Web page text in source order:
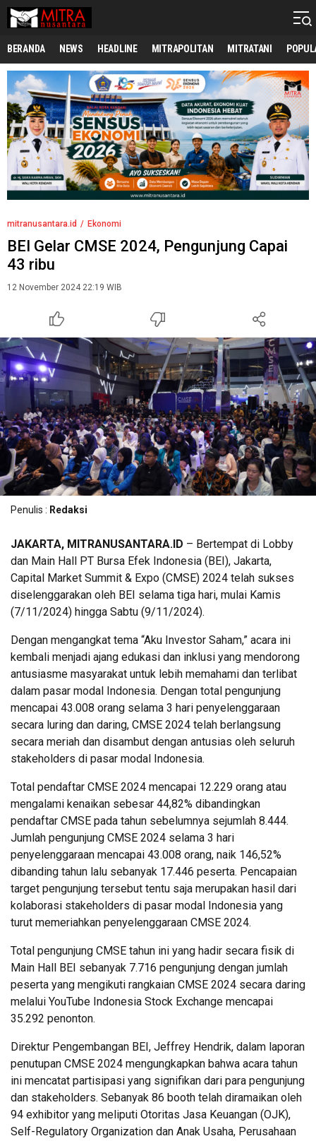
mitranusantara.id
Mitranya Masyarakat Indonesia
BERANDA NEWS HEADLINE MITRAPOLITAN MITRATANI
mitranusantara.id Ekonomi
BEI Gelar CMSE 2024, Pengunjung Capai
43 ribu
12 November 2024 22:19 WIB
Penulis : Redaksi
JAKARTA, MITRANUSANTARA.ID – Bertempat di Lobby
dan Main Hall PT Bursa Efek Indonesia (BEI), Jakarta,
Capital Market Summit & Expo (CMSE) 2024 telah sukses
diselenggarakan oleh BEI selama tiga hari, mulai Kamis
(7/11/2024) hingga Sabtu (9/11/2024).
Dengan mengangkat tema “Aku Investor Saham,” acara ini
kembali menjadi ajang edukasi dan inklusi yang mendorong
antusiasme masyarakat untuk lebih memahami dan terlibat
dalam pasar modal Indonesia. Dengan total pengunjung
mencapai 43.008 orang selama 3 hari penyelenggaraan
secara luring dan daring, CMSE 2024 telah berlangsung
secara meriah dan disambut dengan antusias oleh seluruh
stakeholders di pasar modal Indonesia.
Total pendaftar CMSE 2024 mencapai 12.229 orang atau
mengalami kenaikan sebesar 44,82% dibandingkan
pendaftar CMSE pada tahun sebelumnya sejumlah 8.444.
Jumlah pengunjung CMSE 2024 selama 3 hari
penyelenggaraan mencapai 43.008 orang, naik 146,52%
dibanding tahun lalu sebanyak 17.446 peserta. Pencapaian
target pengunjung tersebut tentu saja merupakan hasil dari
kolaborasi stakeholders di pasar modal Indonesia yang
turut memeriahkan penyelenggaraan CMSE 2024.
Total pengunjung CMSE tahun ini yang hadir secara fisik di
Main Hall BEI sebanyak 7.716 pengunjung dengan jumlah
peserta yang mengikuti rangkaian CMSE 2024 secara daring
melalui YouTube Indonesia Stock Exchange mencapai
35.292 penonton.
Direktur Pengembangan BEI, Jeffrey Hendrik, dalam laporan
penutupan CMSE 2024 mengungkapkan bahwa acara tahun
ini mencatat partisipasi yang signifikan dari para pengunjung
dan stakeholders. Sebanyak 86 booth telah diramaikan oleh
94 exhibitor yang meliputi Otoritas Jasa Keuangan (OJK),
Self-Regulatory Organization dan Anak Usaha, Perusahaan